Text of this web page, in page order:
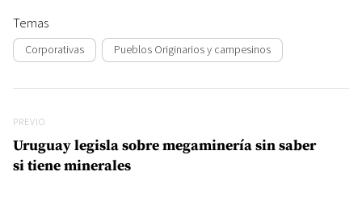
Temas
Corporativas Pueblos Originarios y campesinos
Previo
PREVIO
Uruguay legisla sobre megaminería sin saber
si tiene minerales